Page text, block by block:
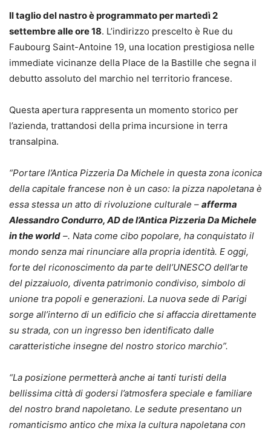
Il taglio del nastro è programmato per martedì 2
settembre alle ore 18. L’indirizzo prescelto è Rue du
Faubourg Saint-Antoine 19, una location prestigiosa nelle
immediate vicinanze della Place de la Bastille che segna il
debutto assoluto del marchio nel territorio francese.
Questa apertura rappresenta un momento storico per
l’azienda, trattandosi della prima incursione in terra
transalpina.
“Portare l’Antica Pizzeria Da Michele in questa zona iconica
della capitale francese non è un caso: la pizza napoletana è
essa stessa un atto di rivoluzione culturale – afferma
Alessandro Condurro, AD de l’Antica Pizzeria Da Michele
in the world –. Nata come cibo popolare, ha conquistato il
mondo senza mai rinunciare alla propria identità. E oggi,
forte del riconoscimento da parte dell’UNESCO dell’arte
del pizzaiuolo, diventa patrimonio condiviso, simbolo di
unione tra popoli e generazioni. La nuova sede di Parigi
sorge all’interno di un edificio che si affaccia direttamente
su strada, con un ingresso ben identificato dalle
caratteristiche insegne del nostro storico marchio”.
“La posizione permetterà anche ai tanti turisti della
bellissima città di godersi l’atmosfera speciale e familiare
del nostro brand napoletano. Le sedute presentano un
romanticismo antico che mixa la cultura napoletana con